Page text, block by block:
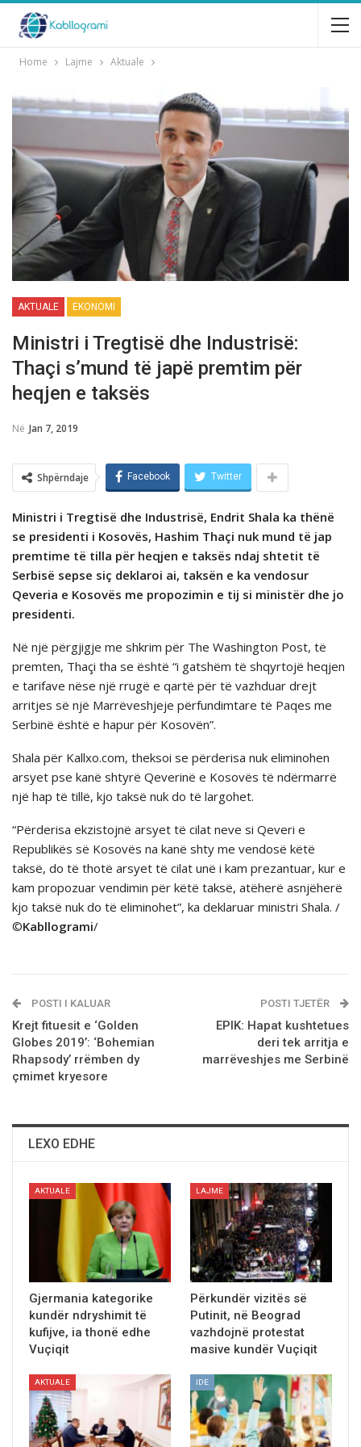
Home Lajme Aktuale
AKTUALE EKONOMI
Ministri i Tregtisë dhe Industrisë:
Thaçi s’mund të japë premtim për
heqjen e taksës
Në Jan 7, 2019
Shpërndaje Facebook Twitter
Ministri i Tregtisë dhe Industrisë, Endrit Shala ka thënë
se presidenti i Kosovës, Hashim Thaçi nuk mund të jap
premtime të tilla për heqjen e taksës ndaj shtetit të
Serbisë sepse siç deklaroi ai, taksën e ka vendosur
Qeveria e Kosovës me propozimin e tij si ministër dhe jo
presidenti.
Në një përgjigje me shkrim për The Washington Post, të
premten, Thaçi tha se është “i gatshëm të shqyrtojë heqjen
e tarifave nëse një rrugë e qartë për të vazhduar drejt
arritjes së një Marrëveshjeje përfundimtare të Paqes me
Serbinë është e hapur për Kosovën”.
Shala për Kallxo.com, theksoi se përderisa nuk eliminohen
arsyet pse kanë shtyrë Qeverinë e Kosovës të ndërmarrë
një hap të tillë, kjo taksë nuk do të largohet.
“Përderisa ekzistojnë arsyet të cilat neve si Qeveri e
Republikës së Kosovës na kanë shty me vendosë këtë
taksë, do të thotë arsyet të cilat unë i kam prezantuar, kur e
kam propozuar vendimin për këtë taksë, atëherë asnjëherë
kjo taksë nuk do të eliminohet”, ka deklaruar ministri Shala. /
©Kabllogrami/
POSTI I KALUAR
Krejt fituesit e ‘Golden
Globes 2019’: ‘Bohemian
Rhapsody’ rrëmben dy
çmimet kryesore
POSTI TJETËR
EPIK: Hapat kushtetues
deri tek arritja e
marrëveshjes me Serbinë
LEXO EDHE
AKTUALE
Gjermania kategorike
kundër ndryshimit të
kufijve, ia thonë edhe
Vuçiqit
LAJME
Përkundër vizitës së
Putinit, në Beograd
vazhdojnë protestat
masive kundër Vuçiqit
AKTUALE IDE